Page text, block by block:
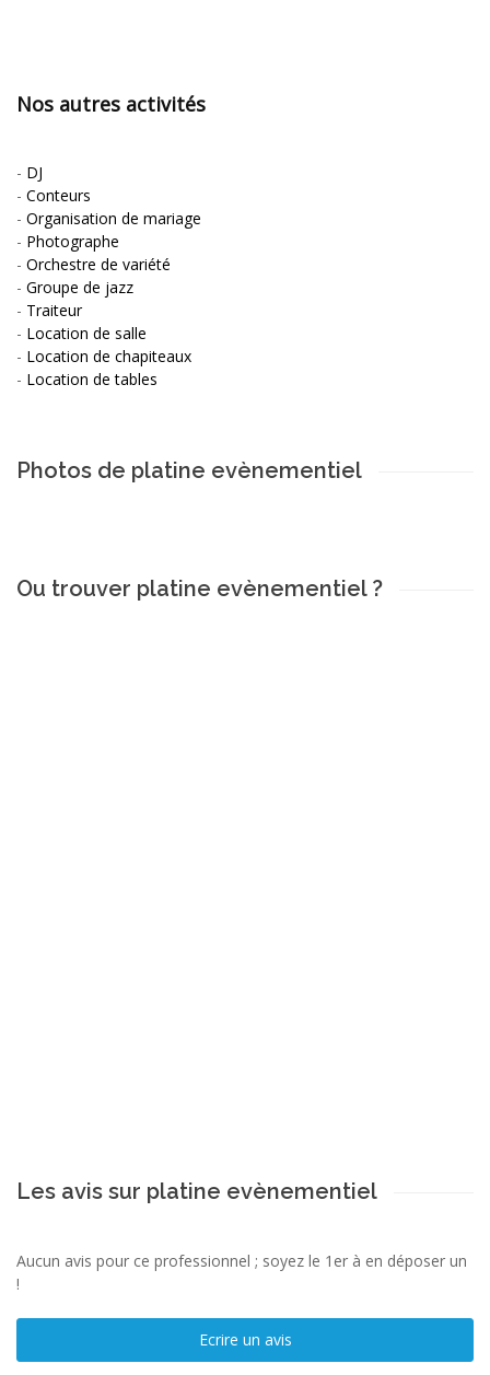
Nos autres activités
- DJ
- Conteurs
- Organisation de mariage
- Photographe
- Orchestre de variété
- Groupe de jazz
- Traiteur
- Location de salle
- Location de chapiteaux
- Location de tables
Photos de platine evènementiel
Ou trouver platine evènementiel ?
Les avis sur platine evènementiel
Aucun avis pour ce professionnel ; soyez le 1er à en déposer un
!
Ecrire un avis